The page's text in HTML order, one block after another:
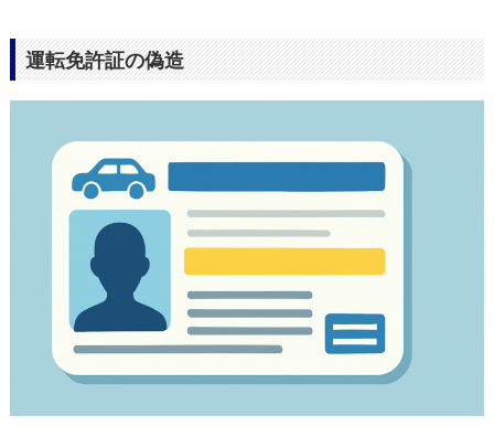
運転免許証の偽造